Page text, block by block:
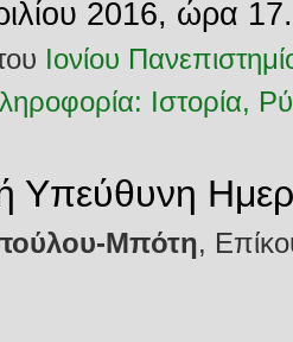
2016, ώρα
Ιονίου
Iστορία,
Υπεύθυνη
Μπότη,